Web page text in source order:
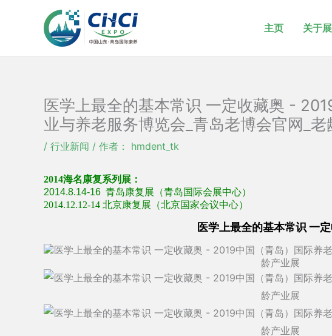
主页 关于
医学上最全的基本常识 一定收藏奥 -
业与养老服务博览会_青岛老博会官网_老
/ 行业新闻 / 作者： hmdent_tk
2014海名康复系列展：
2014.8.14-16 青岛康复 展（青岛国际会展中心）
2014.12.12-14 北京康复展（北京国家会议中心）
医学上最全的基本常识 一